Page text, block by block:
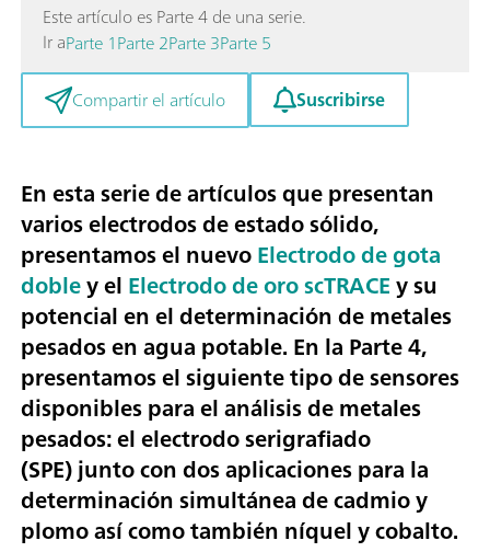
Este artículo es Parte 4 de una serie.
Ir aParte 1Parte 2Parte 3Parte 5
Compartir el artículo
Suscribirse
En esta serie de artículos que presentan
varios electrodos de estado sólido,
presentamos el nuevoElectrodo de gota
dobley el Electrodo de oro scTRACEy su
potencial en eldeterminación de metales
pesados en agua potable. En la Parte 4,
presentamos el siguiente tipo de sensores
disponibles para el análisis de metales
pesados: elelectrodo serigrafiado
(SPE)junto con dos aplicaciones para la
determinación simultánea decadmio y
plomoasí como también níquel y cobalto.